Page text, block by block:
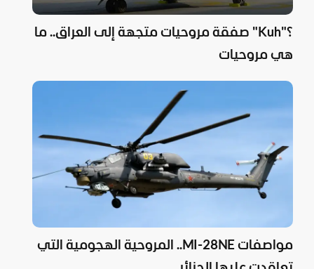
؟"Kuh" صفقة مروحيات متجهة إلى العراق.. ما
هي مروحيات
مواصفات MI-28NE.. المروحية الهجومية التي